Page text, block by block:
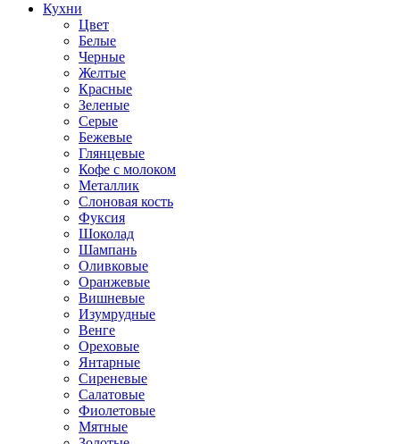
Кухни
Цвет
Белые
Черные
Желтые
Красные
Зеленые
Серые
Бежевые
Глянцевые
Кофе с молоком
Металлик
Слоновая кость
Фуксия
Шоколад
Шампань
Оливковые
Оранжевые
Вишневые
Изумрудные
Венге
Ореховые
Янтарные
Сиреневые
Салатовые
Фиолетовые
Мятные